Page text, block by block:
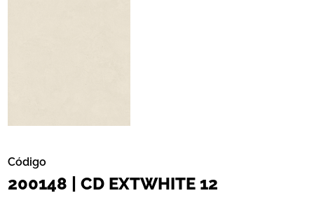
Código
200148 | CD EXTWHITE 12